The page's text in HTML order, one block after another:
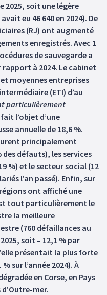
2025, soit une légère
eu 46 640 en 2024). De
(RJ) ont augmenté
enregistrés. Avec 1
de sauvegarde a
rapport à 2024. Le cabinet
moyennes entreprises
(ETI) d’au
particulièrement
l’objet d’une
annuelle de 18,6 %.
principalement
défauts), les services
%) et le secteur social (12
l’an passé). Enfin, sur
ont affiché une
tout particulièrement le
la meilleure
(760 défaillances au
soit – 12,1 % par
présentait la plus forte
sur l’année 2024). À
en Corse, en Pays
mer.